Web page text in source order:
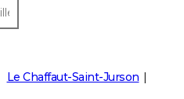
Le Chaffaut-Saint-Jurson